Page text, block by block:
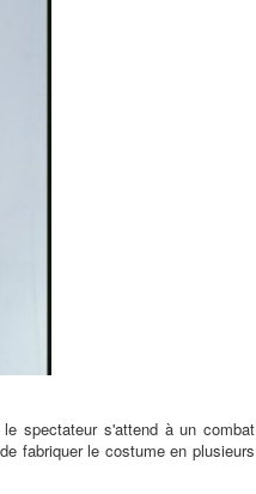
spectateur s'attend à un combat
fabriquer le costume en plusieurs